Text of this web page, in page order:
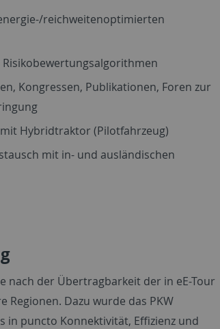
reichweitenoptimierten
Kongressen, Publikationen, Foren zur
Hybridtraktor (Pilotfahrzeug)
mit in- und ausländischen
nach der Übertragbarkeit der in eE-Tour
Regionen. Dazu wurde das PKW
in puncto Konnektivität, Effizienz und